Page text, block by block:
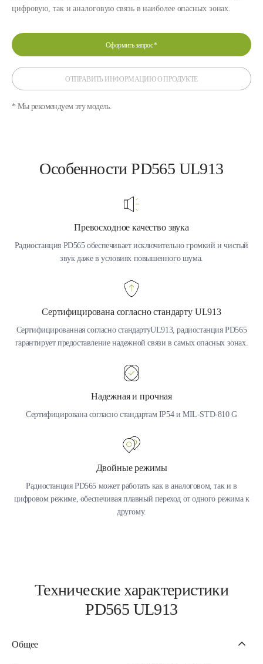
цифровую, так и аналоговую связь в наиболее опасных зонах.
Оформить запрос*
ОТПРАВИТЬ ИНФОРМАЦИЮ О ПРОДУКТЕ
* Мы рекомендуем эту модель.
Особенности PD565 UL913
Превосходное качество звука
Радиостанция PD565 обеспечивает исключительно громкий и чистый
звук даже в условиях повышенного шума.
Сертифицирована согласно стандарту UL913
Сертифицированная согласно стандартуUL913, радиостанция PD565
гарантирует предоставление надежной связи в самых опасных зонах.
Надежная и прочная
Сертифицирована согласно стандартам IP54 и MIL-STD-810 G
Двойные режимы
Радиостанция PD565 может работать как в аналоговом, так и в
цифровом режиме, обеспечивая плавный переход от одного режима к
другому.
Технические характеристики
PD565 UL913
Общее